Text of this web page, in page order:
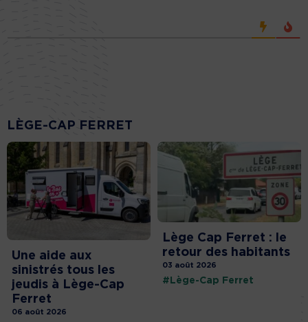
LÈGE-CAP FERRET
Une aide aux
sinistrés tous les
jeudis à Lège-Cap
Ferret
06 août 2026
Lège Cap Ferret : le
retour des habitants
03 août 2026
#Lège-Cap Ferret